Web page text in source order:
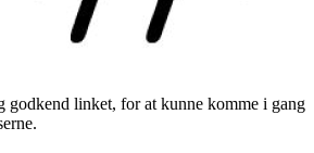
godkend linket, for at kunne komme i gang